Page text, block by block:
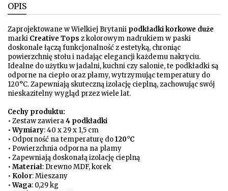
OPIS
Zaprojektowane w Wielkiej Brytanii podkładki korkowe duże
marki Creative Tops z kolorowym nadrukiem w paski
doskonale łączą funkcjonalność z estetyką, chroniąc
powierzchnię stołu i nadając elegancji każdemu nakryciu.
Idealne do użytku w jadalni, kuchni czy salonie, te podkładki są
odporne na ciepło oraz plamy, wytrzymując temperatury do
120°C. Zapewniają skuteczną izolację cieplną, zachowując swój
nieskazitelny wygląd przez wiele lat.
Cechy produktu:
• Zestaw zawiera4 podkładki
•Wymiary: 40 x 29 x 1,5 cm
• Odporność na temperaturę do120°C
• Powierzchnia odporna na plamy
• Zapewniają doskonałą izolację cieplną
• Materiał: Drewno MDF, korek
• Kolor: Mieszany
•Waga: 0,29 kg